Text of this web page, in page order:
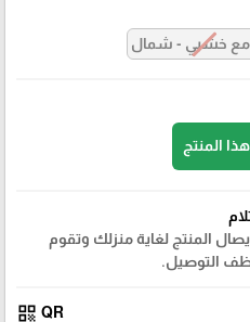
مع خشبي - شمال
المنتج
المنتج لغاية منزلك وتقوم
التوصيل.
QR
qr_code